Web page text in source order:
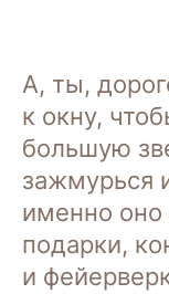
А, ты,
к окну,
большую
зажмурься
именно
подарки,
и